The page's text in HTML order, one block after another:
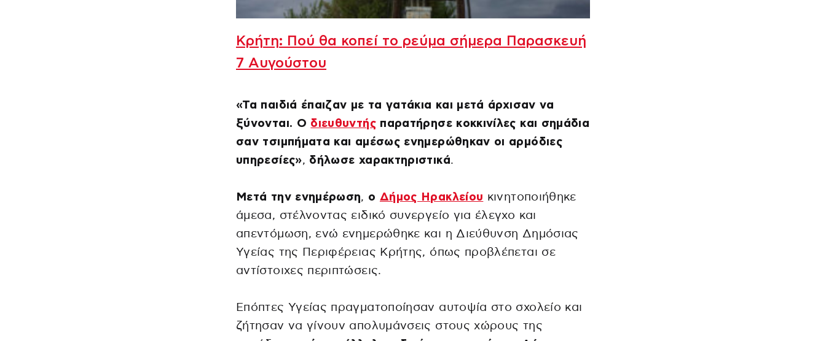
Κρήτη: Πού θα κοπεί το ρεύμα σήμερα Παρασκευή
7 Αυγούστου
«Τα παιδιά έπαιζαν με τα γατάκια και μετά άρχισαν να
ξύνονται. Ο διευθυντήςπαρατήρησε κοκκινίλες και σημάδια
σαν τσιμπήματα και αμέσως ενημερώθηκαν οι αρμόδιες
υπηρεσίες», δήλωσε χαρακτηριστικά.
Μετά την ενημέρωση, ο Δήμος Ηρακλείου κινητοποιήθηκε
άμεσα, στέλνοντας ειδικό συνεργείο για έλεγχο και
απεντόμωση, ενώ ενημερώθηκε και η Διεύθυνση Δημόσιας
Υγείας της Περιφέρειας Κρήτης, όπως προβλέπεται σε
αντίστοιχες περιπτώσεις.
Επόπτες Υγείας πραγματοποίησαν αυτοψία στο σχολείο και
ζήτησαν να γίνουν απολυμάνσεις στους χώρους της